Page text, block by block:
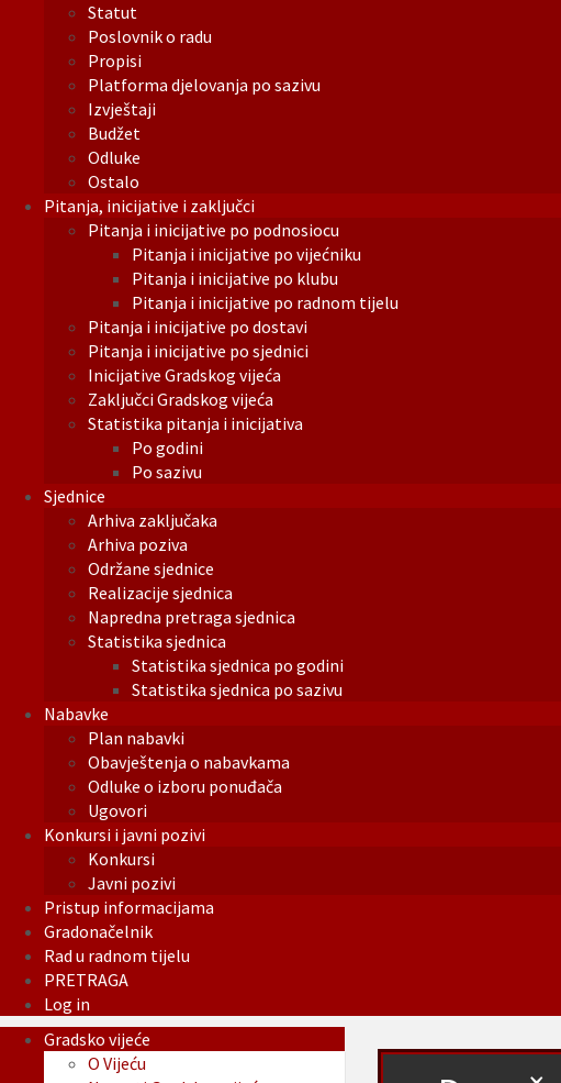
Statut
Poslovnik o radu
Propisi
Platforma djelovanja po sazivu
Izvještaji
Budžet
Odluke
Ostalo
Pitanja, inicijative i zaključci
Pitanja i inicijative po podnosiocu
Pitanja i inicijative po vijećniku
Pitanja i inicijative po klubu
Pitanja i inicijative po radnom tijelu
Pitanja i inicijative po dostavi
Pitanja i inicijative po sjednici
Inicijative Gradskog vijeća
Zaključci Gradskog vijeća
Statistika pitanja i inicijativa
Po godini
Po sazivu
Sjednice
Arhiva zaključaka
Arhiva poziva
Održane sjednice
Realizacije sjednica
Napredna pretraga sjednica
Statistika sjednica
Statistika sjednica po godini
Statistika sjednica po sazivu
Nabavke
Plan nabavki
Obavještenja o nabavkama
Odluke o izboru ponuđača
Ugovori
Konkursi i javni pozivi
Konkursi
Javni pozivi
Pristup informacijama
Gradonačelnik
Rad u radnom tijelu
PRETRAGA
Log in
Gradsko vijeće
O Vijeću